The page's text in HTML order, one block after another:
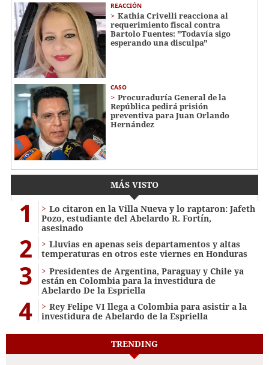
REACCIÓN
Kathia Crivelli reacciona al
requerimiento fiscal contra
Bartolo Fuentes: "Todavía sigo
esperando una disculpa"
CASO
Procuraduría General de la
República pedirá prisión
preventiva para Juan Orlando
Hernández
MÁS VISTO
1
Lo citaron en la Villa Nueva y lo raptaron: Jafeth
Pozo, estudiante del Abelardo R. Fortín,
asesinado
2
Lluvias en apenas seis departamentos y altas
temperaturas en otros este viernes en Honduras
3
Presidentes de Argentina, Paraguay y Chile ya
están en Colombia para la investidura de
Abelardo De la Espriella
4
Rey Felipe VI llega a Colombia para asistir a la
investidura de Abelardo de la Espriella
TRENDING